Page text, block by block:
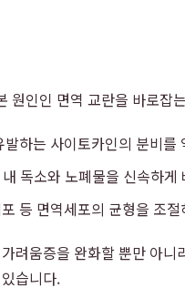
원인인 면역 교란을 바로
하는 사이토카인의 분비
독소와 노폐물을 신속하
등 면역세포의 균형을 조
려움증을 완화할 뿐만 아
습니다.